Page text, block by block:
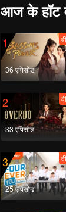
आज के हॉट
1
36 एपिसोड
2
33 एपिसोड
3
25 एपिसोड